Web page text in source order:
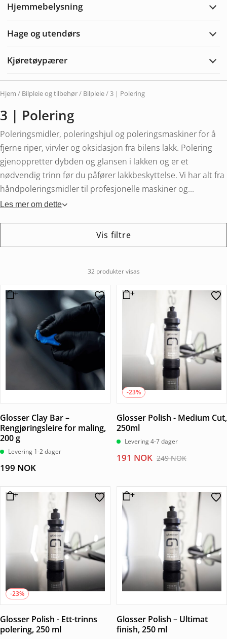
Hjemmebelysning
Utvid
Hage og utendørs
Utvid
Kjøretøypærer
Utvid
Hjem / Bilpleie og tilbehør/ Bilpleie/ 3 | Polering
3 | Polering
Poleringsmidler, poleringshjul og poleringsmaskiner for å
fjerne riper, virvler og oksidasjon fra bilens lakk. Polering
gjenoppretter dybden og glansen i lakken og er et
nødvendig trinn før du påfører lakkbeskyttelse. Vi har alt fra
håndpoleringsmidler til profesjonelle maskiner og...
Les mer om dette
Vis filtre
32 produkter visas
Glosser Clay Bar –
Rengjøringsleire for maling,
200 g
Levering 1-2 dager
199 NOK
-23%
Glosser Polish - Medium Cut,
250ml
Levering 4-7 dager
249NOK
Opprinnelig
249 NOK.
191 NOK
Nåværende
191 NOK.
-23%
Glosser Polish - Ett-trinns
polering, 250 ml
Glosser Polish – Ultimat
finish, 250 ml